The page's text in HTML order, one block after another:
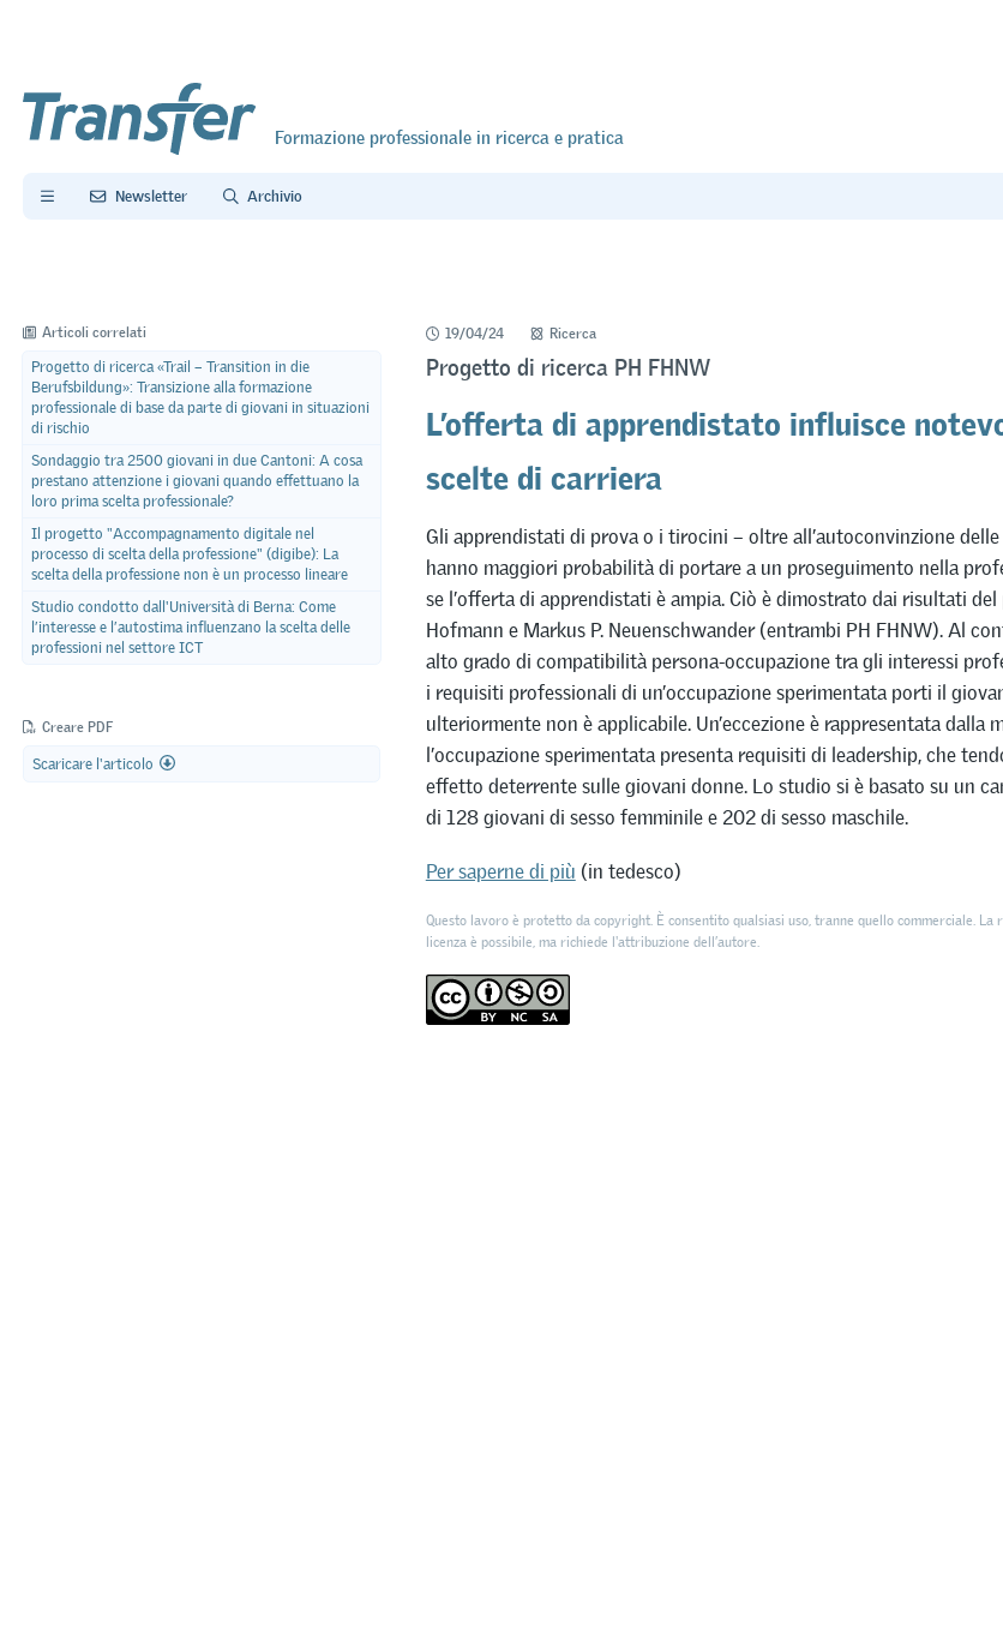
Formazione professionale in ricerca e pratica
Newsletter Archivio
Articoli correlati
Progetto di ricerca «Trail – Transition in die
Berufsbildung»: Transizione alla formazione
professionale di base da parte di giovani in situazioni
di rischio
Sondaggio tra 2500 giovani in due Cantoni: A cosa
prestano attenzione i giovani quando effettuano la
loro prima scelta professionale?
Il progetto "Accompagnamento digitale nel
processo di scelta della professione" (digibe): La
scelta della professione non è un processo lineare
Studio condotto dall'Università di Berna: Come
l’interesse e l’autostima influenzano la scelta delle
professioni nel settore ICT
Creare PDF
Scaricare l'articolo
19/04/24 Ricerca
Progetto di ricerca PH FHNW
L’offerta di apprendistato influisce
scelte di carriera
Gli apprendistati di prova o i tirocini – oltre all’autoconvinzione delle
hanno maggiori probabilità di portare a un proseguimento nella
se l’offerta di apprendistati è ampia. Ciò è dimostrato dai risultati
Hofmann e Markus P. Neuenschwander (entrambi PH FHNW). Al
alto grado di compatibilità persona-occupazione tra gli interessi
i requisiti professionali di un’occupazione sperimentata porti il
ulteriormente non è applicabile. Un’eccezione è rappresentata dalla
l’occupazione sperimentata presenta requisiti di leadership, che
effetto deterrente sulle giovani donne. Lo studio si è basato su un
di 128 giovani di sesso femminile e 202 di sesso maschile.
Per saperne di più (in tedesco)
Questo lavoro è protetto da copyright. È consentito qualsiasi uso, tranne quello commerciale. La
licenza è possibile, ma richiede l'attribuzione dell’autore.